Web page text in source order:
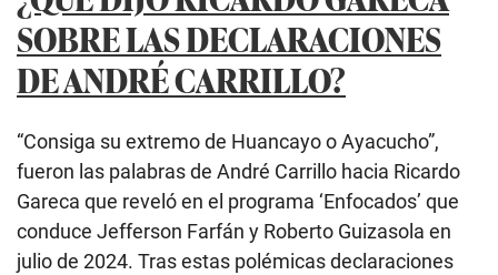
SOBRE LAS DECLARACIONES
DE ANDRÉ CARRILLO?
“Consiga su extremo de Huancayo o Ayacucho”,
fueron las palabras de André Carrillo hacia Ricardo
Gareca que reveló en el programa ‘Enfocados’ que
conduce Jefferson Farfán y Roberto Guizasola en
julio de 2024. Tras estas polémicas declaraciones